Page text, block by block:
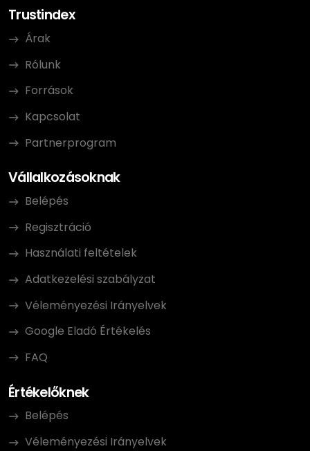
Trustindex
Árak
Rólunk
Források
Kapcsolat
Partnerprogram
Vállalkozásoknak
Belépés
Regisztráció
Használati feltételek
Adatkezelési szabályzat
Véleményezési Irányelvek
Google Eladó Értékelés
FAQ
Értékelőknek
Belépés
Véleményezési Irányelvek